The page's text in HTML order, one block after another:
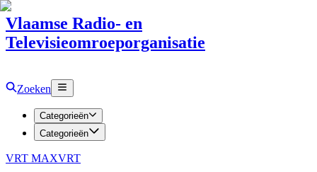
Vlaamse Radio- en
Televisieomroeporganisatie
Zoeken
Categorieën
Categorieën
VRT MAXVRT